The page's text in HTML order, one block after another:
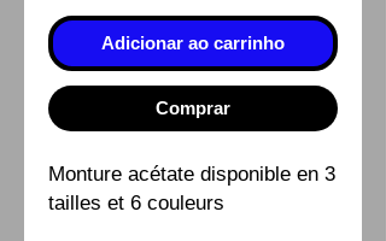
Adicionar ao carrinho
Comprar
Monture acétate disponible en 3
tailles et 6 couleurs